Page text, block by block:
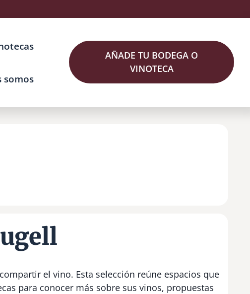
somos
AÑADE TU BODEGA O
VINOTECA
el vino. Esta selección reúne espacios que
para conocer más sobre sus vinos, propuestas